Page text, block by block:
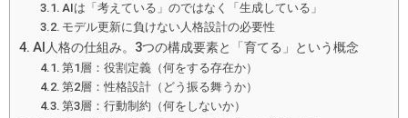
AIは「考えている」のではなく「生成している」
モデル更新に負けない人格設計の必要性
AI人格の仕組み。3つの構成要素と「育てる」という概念
第1層：役割定義（何をする存在か）
第2層：性格設計（どう振る舞うか）
第3層：行動制約（何をしないか）